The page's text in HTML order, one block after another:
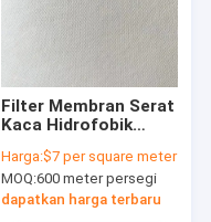
Filter Membran Serat
Kaca Hidrofobik
Pengikat
Harga:$7 per square meter
MOQ:600 meter persegi
dapatkan harga terbaru